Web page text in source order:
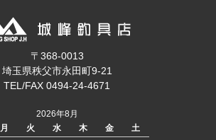
〒368-0013
埼玉県秩父市永田町9-21
TEL/FAX 0494-24-4671
2026年8月
月 火 水 木 金
土